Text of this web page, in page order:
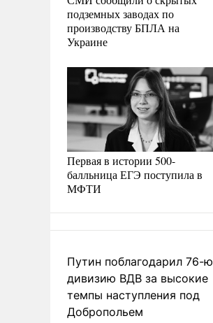
подземных заводах по
производству БПЛА на
Украине
Первая в истории 500-
балльница ЕГЭ поступила в
МФТИ
Путин поблагодарил 76-ю
дивизию ВДВ за высокие
темпы наступления под
Добропольем